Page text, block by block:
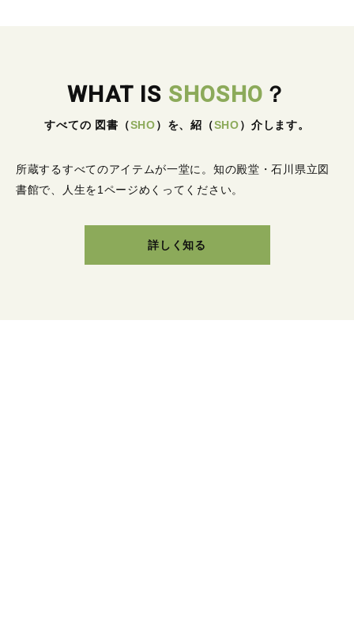
WHAT IS SHOSHO ？
すべての 図書 （SHO） を、紹 （SHO） 介します。
所蔵するすべてのアイテムが一堂に。 知の殿堂・石川県立図
書館で、人生を1ページめくってください。
詳しく知る